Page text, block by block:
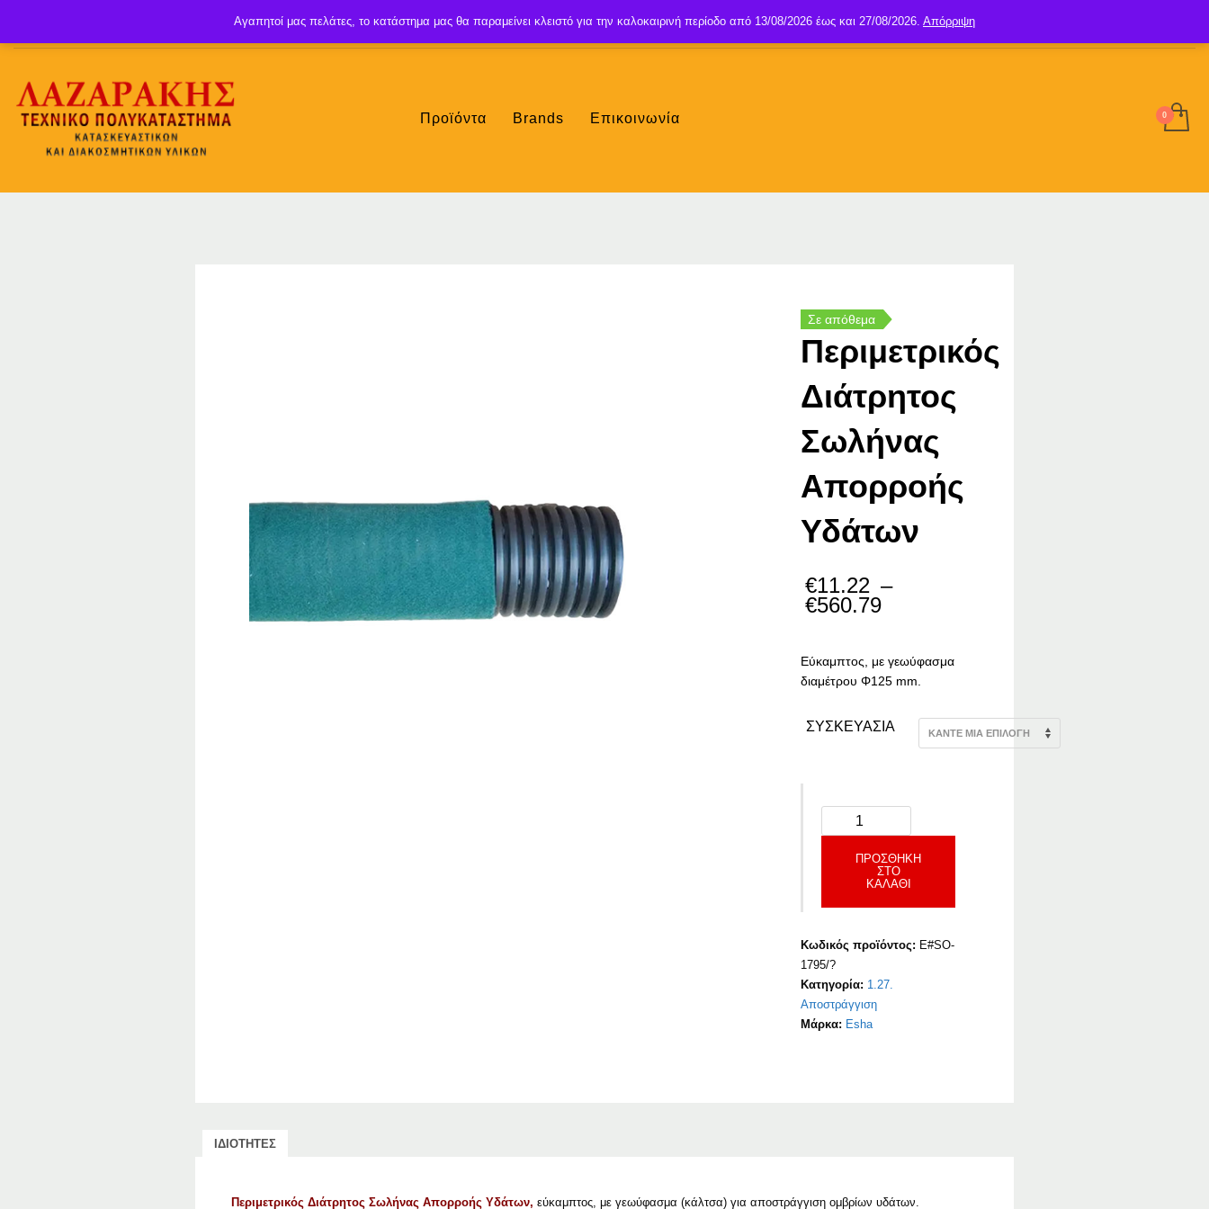
SIGN UP LOGIN
Προϊόντα Brands Επικοινωνία
Σε απόθεμα
Περιμετρικός
Διάτρητος
Σωλήνας
Απορροής
Υδάτων
€11.22 –
€560.79
through
€560.79
Εύκαμπτος, με γεωύφασμα
διαμέτρου Φ125 mm.
ΣΥΣΚΕΥΑΣΙΑ
ΠΡΟΣΘΉΚΗ
ΣΤΟ
ΚΑΛΆΘΙ
Κωδικός προϊόντος: E#SO-
1795/?
Κατηγορία: 1.27.
Αποστράγγιση
Μάρκα: Esha
ΙΔΙΟΤΗΤΕΣ
Περιμετρικός Διάτρητος Σωλήνας Απορροής Υδάτων, εύκαμπτος, με γεωύφασμα (κάλτσα) για αποστράγγιση ομβρίων υδάτων.
Αγαπητοί μας πελάτες, το κατάστημα μας θα παραμείνει κλειστό για την καλοκαιρινή περίοδο από 13/08/2026 έως και 27/08/2026. Απόρριψη